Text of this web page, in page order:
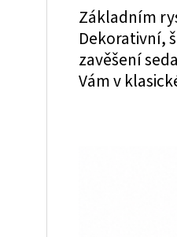
Základním
Dekorativní,
zavěšení
Vám v